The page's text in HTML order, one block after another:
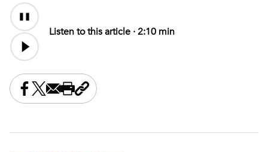
Audio
Content
Listen to this article ·2:10 min
Share this on Facebook
Share this on X
Share this by email
Print this page
Copy the page address